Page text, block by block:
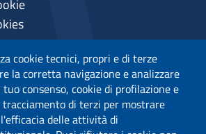
cookie tecnici, propri e di terze
la corretta navigazione e analizzare
consenso, cookie di profilazione e
di terzi per mostrare
delle attività di